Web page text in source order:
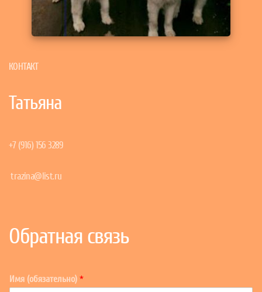
КОНТАКТ
Татьяна
+7 (916) 156 3289
trazina@list.ru
Обратная связь
Имя (обязательно) *